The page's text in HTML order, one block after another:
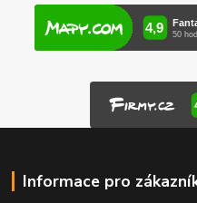
Informace pro